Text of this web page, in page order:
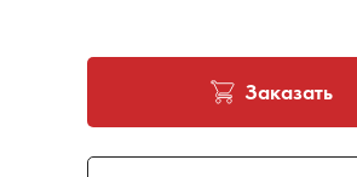
Заказать